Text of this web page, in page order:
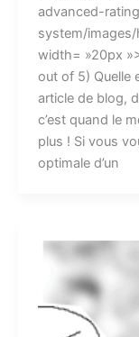
advanced-
system/
width= »20px
out of 5) Quelle
article de blog,
c’est quand le
plus ! Si vous
optimale d’un